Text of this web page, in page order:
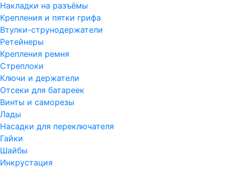
Накладки на разъёмы
Крепления и пятки грифа
Втулки-струнодержатели
Ретейнеры
Крепления ремня
Стреплоки
Ключи и держатели
Отсеки для батареек
Винты и саморезы
Лады
Насадки для переключателя
Гайки
Шайбы
Инкрустация